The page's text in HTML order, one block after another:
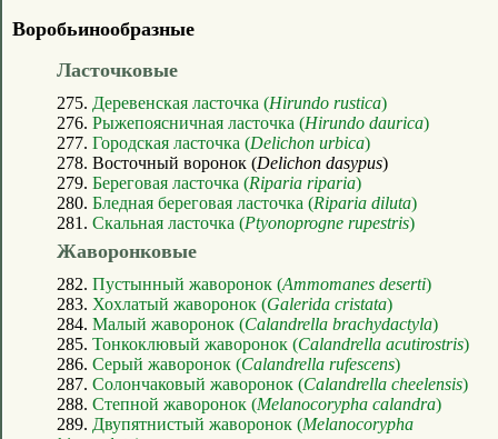
Воробьинообразные
Ласточковые
275. Деревенская ласточка (Hirundo rustica)
276. Рыжепоясничная ласточка (Hirundo daurica)
277. Городская ласточка (Delichon urbica)
278. Восточный воронок (Delichon dasypus)
279. Береговая ласточка (Riparia riparia)
280. Бледная береговая ласточка (Riparia diluta)
281. Скальная ласточка (Ptyonoprogne rupestris)
Жаворонковые
282. Пустынный жаворонок (Ammomanes deserti)
283. Хохлатый жаворонок (Galerida cristata)
284. Малый жаворонок (Calandrella brachydactyla)
285. Тонкоклювый жаворонок (Calandrella acutirostris)
286. Серый жаворонок (Calandrella rufescens)
287. Солончаковый жаворонок (Calandrella cheelensis)
288. Степной жаворонок (Melanocorypha calandra)
289. Двупятнистый жаворонок (Melanocorypha